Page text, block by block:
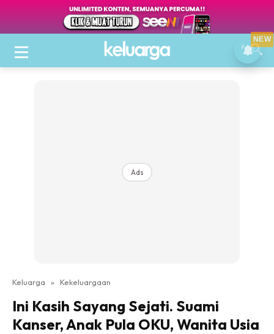
Ads
Keluarga » Kekeluargaan
Ini Kasih Sayang Sejati. Suami
Kanser, Anak Pula OKU, Wanita Usia
NEW